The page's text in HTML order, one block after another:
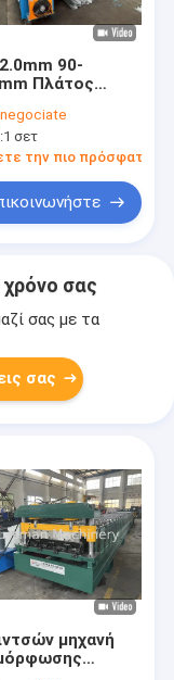
90-
Πλάτος
για Ξηρά
Track)
negociate
1 σετ
την πιο πρόσφατη
σας
σας με τα
σας
μηχανή